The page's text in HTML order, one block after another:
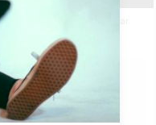
que ha vuelto a arrasar
01/2022 - 21:43